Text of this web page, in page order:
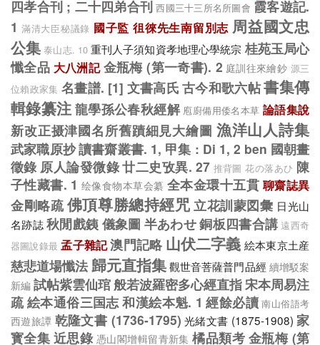
四孝合刊 ; 二十四弟合刊 西國三十三所名所圖會 霞客遊記.
1 滿清大臣秘議錄 國子監 徂徠先生南留別志 周益國文忠
公集 泰山志. 10 重刊人子須知資孝地理心學統宗 桂苑玉局心
懺全品 大八洲記 金瓶梅 (第一奇書). 2 庭訓往來繪鈔 源三
位賴政家集 名畫譜. [1] 文書高氏 古今和歌六帖書集傳
輯錄纂注 龍學孫公春秋經解 庖廚備用倭名本草 論語集說
新改正摄津國名所舊蹟細見大繪圖 漁洋山人詩集
武家職原抄讀書齋叢書. 1, 甲集 : Di 1, 2 ben 國朝畫
徵錄 原人論發微錄廿二史攷異. 27 推背圖 花の落あひ 陳
子性藏書. 1 绘像食物本草会纂 全本金環十五貫 聊齋誌異
金剛略疏佛頂尊勝總持經咒 立花訓蒙図彙 日光山
名跡誌秋閒戲銕 儀象圖 半あわせ銅板四書合講 遠西奇
器圖說錄最 孟子雜記澳門記略 山伏二字義 絵本東京土産
慈悲道場懺法 歸元直指集觀世音菩薩普門品經 續增駁案
新編 試帖紫雲仙琯般若波羅密多心經直指宋本周易注
疏絵本通俗三国志和漢絵本魁. 1 經餘必讀 南山俗語考
西遊旅譚 乾隆文書 (1736-1795) 光緒文書 (1875-1908) 家
寳全集 近思錄 憑山閣增輯留青新集 橘品類考 金瓶梅 (第